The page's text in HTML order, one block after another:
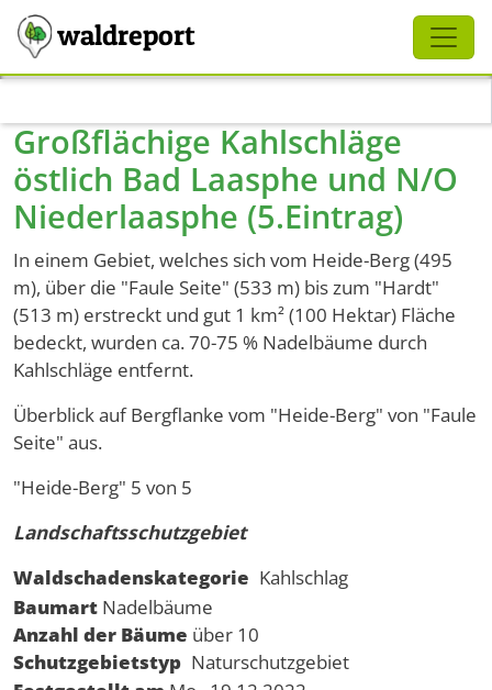
waldreport
Großflächige Kahlschläge
östlich Bad Laasphe und N/O
Niederlaasphe (5.Eintrag)
In einem Gebiet, welches sich vom Heide-Berg (495
m), über die "Faule Seite" (533 m) bis zum "Hardt"
(513 m) erstreckt und gut 1 km² (100 Hektar) Fläche
bedeckt, wurden ca. 70-75 % Nadelbäume durch
Kahlschläge entfernt.
Überblick auf Bergflanke vom "Heide-Berg" von "Faule
Seite" aus.
"Heide-Berg" 5 von 5
Landschaftsschutzgebiet
Waldschadenskategorie Kahlschlag
Baumart Nadelbäume
Anzahl der Bäume über 10
Schutzgebietstyp Naturschutzgebiet
Schliessen